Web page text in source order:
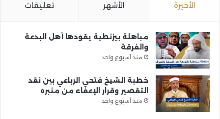
الأخيرة الأشهر تعليقات
مباهلة بيزنطية يقودها أهل البدعة
والفرقة
منذ أسبوع واحد
خطبة الشيخ فتحي الرباعي بين نقد
التقصير وقرار الإعفاء من منبره
منذ أسبوع واحد